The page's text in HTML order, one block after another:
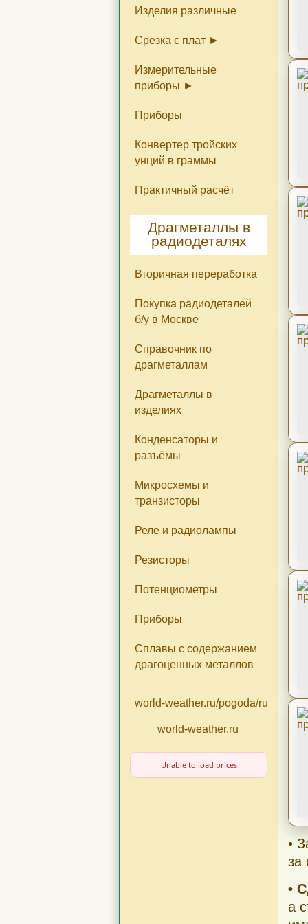
•
за
•
а
Изделия различные
Срезка с плат
Конденсаторы
Диоды
Резисторы
Разъёмы
Переключатели
Измерительные
приборы
Приборы цены
Радиодетали в
Приборы фото
Приборы
Конвертер тройских
унций в граммы
Практичный расчёт
Драгметаллы в
радиодеталях
Вторичная переработка
Покупка радиодеталей
б/у в Москве
Справочник по
драгметаллам
Драгметаллы в
изделиях
Конденсаторы и
разъёмы
Микросхемы и
транзисторы
Реле и радиолампы
Резисторы
Потенциометры
Приборы
Сплавы с содержанием
драгоценных металлов
world-weather.ru/pogoda/russia/
world-weather.ru
Unable to load prices